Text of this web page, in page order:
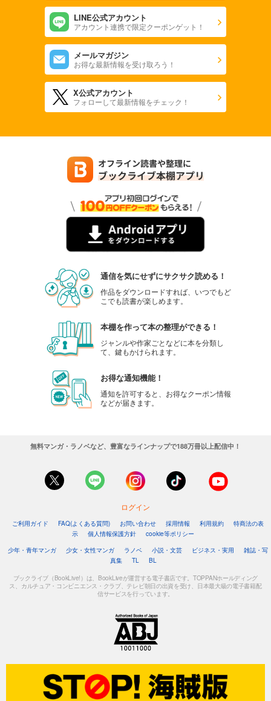
LINE公式アカウント
アカウント連携で限定クーポンゲット！
メールマガジン
お得な最新情報を受け取ろう！
X公式アカウント
フォローして最新情報をチェック！
通信を気にせずにサクサク読める！
作品をダウンロードすれば、いつでもど
こでも読書が楽しめます。
本棚を作って本の整理ができる！
ジャンルや作家ごとなどに本を分類し
て、鍵もかけられます。
お得な通知機能！
通知を許可すると、お得なクーポン情報
などが届きます。
無料マンガ・ラノベなど、豊富なラインナップで188万冊以上配信中！
ログイン
ご利用ガイド FAQ(よくある質問) お問い合わせ 採用情報 利用規約
特商法の表
示
個人情報保護方針
cookie等ポリシー
少年・青年マンガ
少女・女性マンガ ラノベ 小説・文芸 ビジネス・実用
雑誌・写
真集
TL BL
ブックライブ（BookLive!）は、BookLiveが運営する電子書店です。TOPPANホールディング
ス、カルチュア・コンビニエンス・クラブ、テレビ朝日の出資を受け、日本最大級の電子書籍配
信サービスを行っています。